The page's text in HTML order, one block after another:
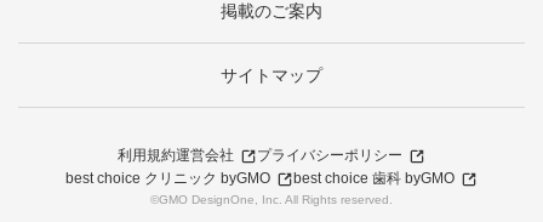
掲載のご案内
サイトマップ
利用規約運営会社
プライバシーポリシー
best choice クリニック byGMO
best choice 歯科 byGMO
©GMO DesignOne, Inc. All Rights reserved.